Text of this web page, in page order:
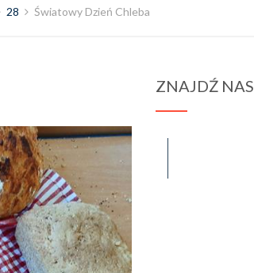
28 Światowy Dzień Chleba
ZNAJDŹ NAS